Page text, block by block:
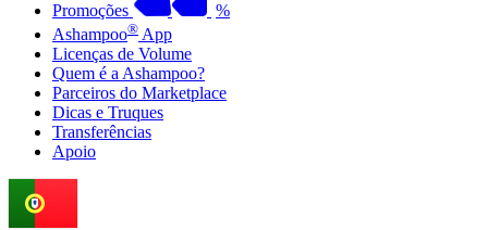
Promoções
%
Ashampoo® App
Licenças de Volume
Quem é a Ashampoo?
Parceiros do Marketplace
Dicas e Truques
Transferências
Apoio